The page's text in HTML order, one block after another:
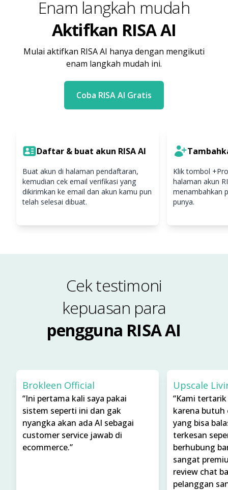
Enam langkah mudah
Aktifkan RISA AI
Mulai aktifkan RISA AI hanya dengan mengikuti
enam langkah mudah ini.
Coba RISA AI Gratis
Daftar & buat akun RISA AI
Buat akun di halaman pendaftaran,
kemudian cek email verifikasi yang
dikirimkan ke email dan akun kamu pun
telah selesai dibuat.
Klik tombol
halaman akun
menambahkan
punya.
Cek testimoni
kepuasan para
pengguna RISA AI
Brokleen Official
“Ini pertama kali saya pakai
sistem seperti ini dan gak
nyangka akan ada AI sebagai
customer service jawab di
ecommerce.”
Upscale
“Kami tertarik
karena butuh
yang bisa
terkesan
berhubung
sangat
review chat
pelanggan